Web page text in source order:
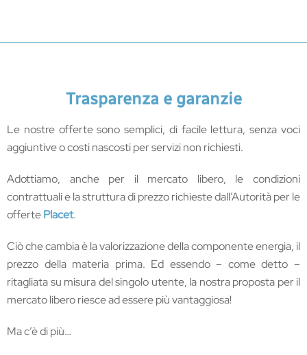
Trasparenza e garanzie
Le nostre offerte sono semplici, di facile lettura, senza voci
aggiuntive o costi nascosti per servizi non richiesti.
Adottiamo, anche per il mercato libero, le condizioni
contrattuali e la struttura di prezzo richieste dall’Autorità per le
offertePlacet.
Ciò che cambia è la valorizzazione della componente energia, il
prezzo della materia prima. Ed essendo – come detto –
ritagliata su misura del singolo utente, la nostra proposta per il
mercato libero riesce ad essere più vantaggiosa!
Ma c’è di più…